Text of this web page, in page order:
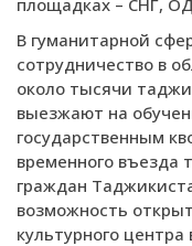
В гуманитарной
сотрудничество в
около тысячи
выезжают на
государственным
временного въезда
граждан
возможность
культурного